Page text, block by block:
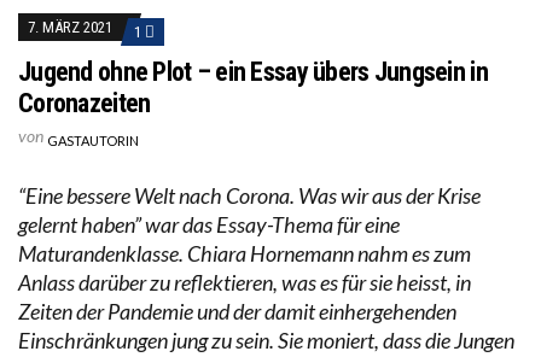
7. MÄRZ 2021 1
Jugend ohne Plot – ein Essay übers Jungsein in
Coronazeiten
von GASTAUTORIN
“Eine bessere Welt nach Corona. Was wir aus der Krise
gelernt haben” war das Essay-Thema für eine
Maturandenklasse. Chiara Hornemann nahm es zum
Anlass darüber zu reflektieren, was es für sie heisst, in
Zeiten der Pandemie und der damit einhergehenden
Einschränkungen jung zu sein. Sie moniert, dass die Jungen